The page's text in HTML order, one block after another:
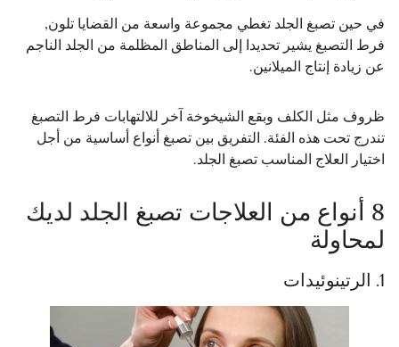
في حين تصبغ الجلد تغطي مجموعة واسعة من القضايا تلون,
فرط التصبغ يشير تحديدا إلى المناطق المظلمة من الجلد الناجم
عن زيادة إنتاج الميلانين.
ظروف مثل الكلف وبقع الشيخوخة آخر للالتهابات فرط التصبغ
تندرج تحت هذه الفئة. التفريق بين تصبغ أنواع أساسية من أجل
اختيار العلاج المناسب تصبغ الجلد.
8 أنواع من العلاجات تصبغ الجلد لديك
لمحاولة
1. الرتينوئيدات